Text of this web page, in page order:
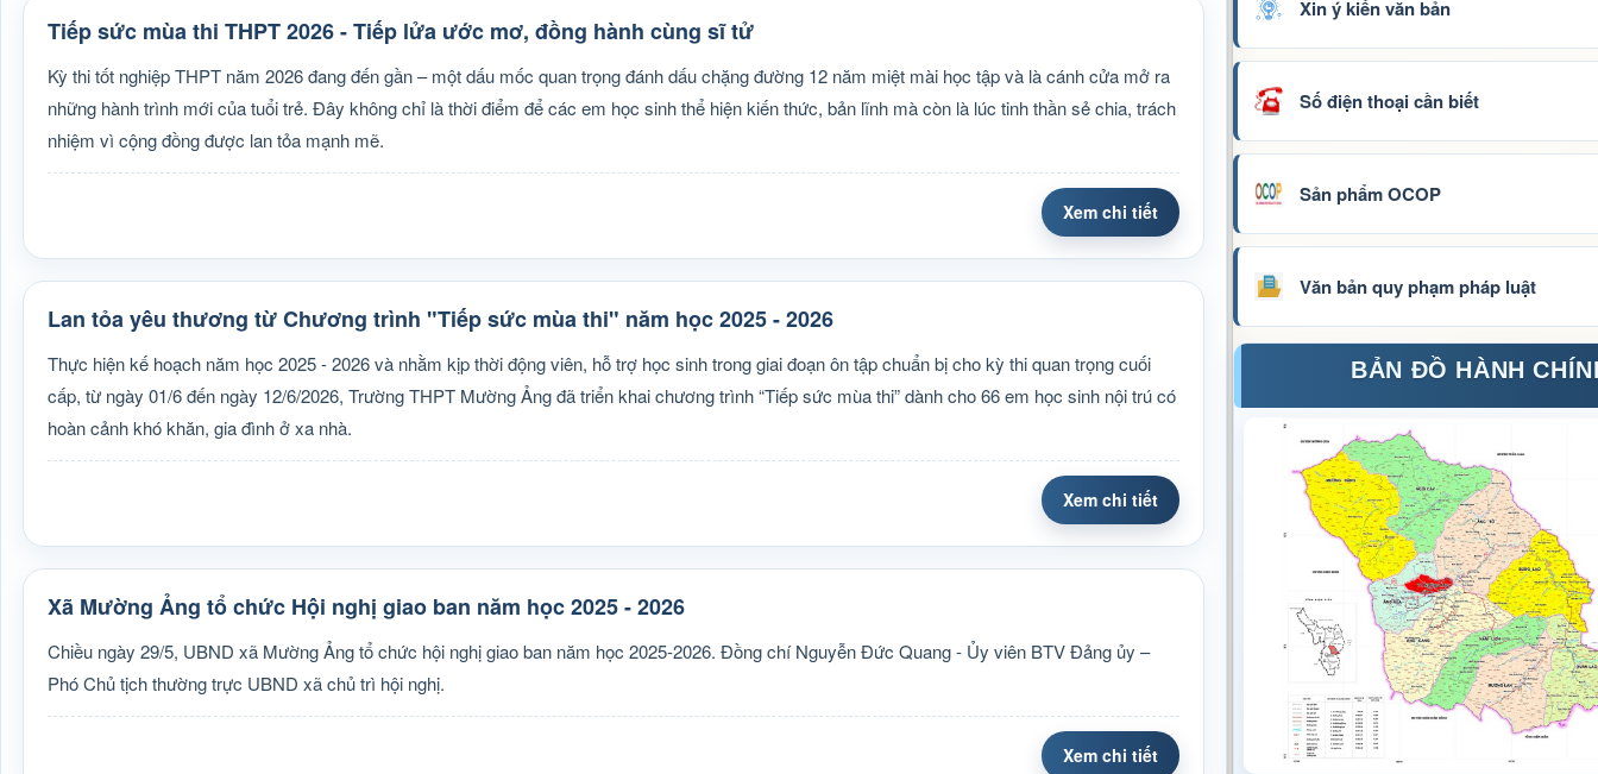
Tiếp sức mùa thi THPT 2026 - Tiếp lửa ước mơ, đồng hành cùng sĩ tử
Kỳ thi tốt nghiệp THPT năm 2026 đang đến gần – một dấu mốc quan trọng đánh dấu chặng đường 12 năm miệt mài học tập và là cánh cửa mở ra
những hành trình mới của tuổi trẻ. Đây không chỉ là thời điểm để các em học sinh thể hiện kiến thức, bản lĩnh mà còn là lúc tinh thần sẻ chia, trách
nhiệm vì cộng đồng được lan tỏa mạnh mẽ.
Xem chi tiết
Lan tỏa yêu thương từ Chương trình "Tiếp sức mùa thi" năm học 2025 - 2026
Thực hiện kế hoạch năm học 2025 - 2026 và nhằm kịp thời động viên, hỗ trợ học sinh trong giai đoạn ôn tập chuẩn bị cho kỳ thi quan trọng cuối
cấp, từ ngày 01/6 đến ngày 12/6/2026, Trường THPT Mường Ảng đã triển khai chương trình “Tiếp sức mùa thi” dành cho 66 em học sinh nội trú có
hoàn cảnh khó khăn, gia đình ở xa nhà.
Xem chi tiết
Xã Mường Ảng tổ chức Hội nghị giao ban năm học 2025 - 2026
Chiều ngày 29/5, UBND xã Mường Ảng tổ chức hội nghị giao ban năm học 2025-2026. Đồng chí Nguyễn Đức Quang - Ủy viên BTV Đảng ủy –
Phó Chủ tịch thường trực UBND xã chủ trì hội nghị.
Xem chi tiết
Xin ý kiến văn bản
Số điện thoại cần biết
Sản phẩm OCOP
Văn bản quy phạm pháp luật
BẢN ĐỒ HÀNH